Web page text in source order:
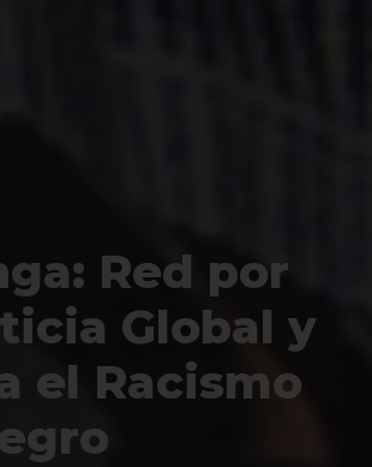
Red por
Global y
el Racismo